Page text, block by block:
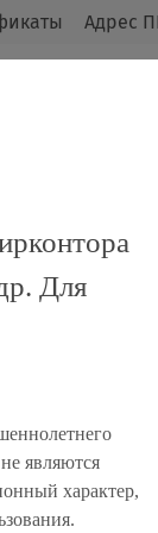
Адрес
Для
являются
характер,